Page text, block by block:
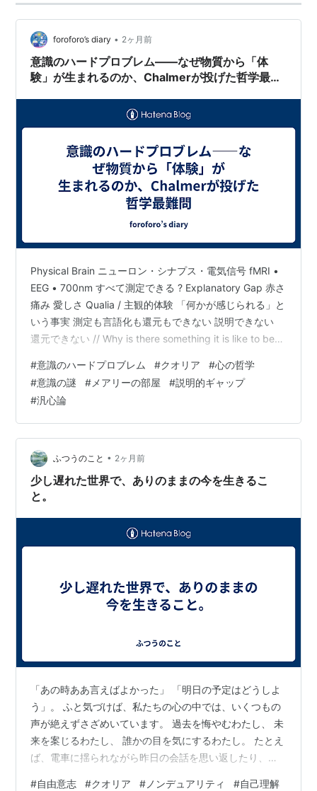
foroforo’s diary • 2ヶ月前
意識のハードプロブレム——なぜ物質から「体
験」が生まれるのか、Chalmerが投げた哲学最難
Physical Brain ニューロン・シナプス・電気信号 fMRI •
EEG • 700nm すべて測定できる ? Explanatory Gap 赤さ
痛み 愛しさ Qualia / 主観的体験 「何かが感じられる」と
いう事実 測定も言語化も還元もできない 説明できない
還元できない // Why is there something it is like to be
ハードプロブレム——なぜ物質から「体験」が生まれる
のかChalmersが投げた哲学最難問 脳の中で何百億ものニ
ューロンが発火…
#意識のハードプロブレム #クオリア #心の哲学
#意識の謎 # メアリーの部屋 #説明的ギャップ
#汎心論
ふつうのこと • 2ヶ月前
少し遅れた世界で、ありのままの今を生きるこ
と。
「あの時ああ言えばよかった」 「明日の予定はどうしよ
う」。 ふと気づけば、私たちの心の中では、いくつもの
声が絶えずさざめいています。 過去を悔やむわたし、 未
来を案じるわたし、 誰かの目を気にするわたし。 たとえ
ば、電車に揺られながら昨日の会話を思い返したり、夜
#自由意志 #クオリア # ノンデュアリティ #自己理解